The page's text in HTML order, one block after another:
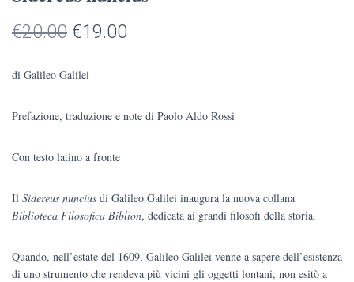
€20.00 Il
era:
€20.00.
€19.00
è:
di Galileo Galilei
Prefazione, traduzione e note di Paolo Aldo Rossi
Con testo latino a fronte
Il Sidereus nuncius di Galileo Galilei inaugura la nuova collana
Biblioteca Filosofica Biblion, dedicata ai grandi filosofi della storia.
Quando, nell’estate del 1609, Galileo Galilei venne a sapere dell’esistenza
di uno strumento che rendeva più vicini gli oggetti lontani, non esitò a